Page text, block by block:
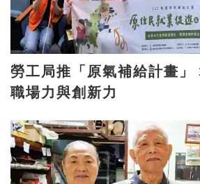
勞工局推「原氣補給計畫」 培養原民青年
職場力與創新力